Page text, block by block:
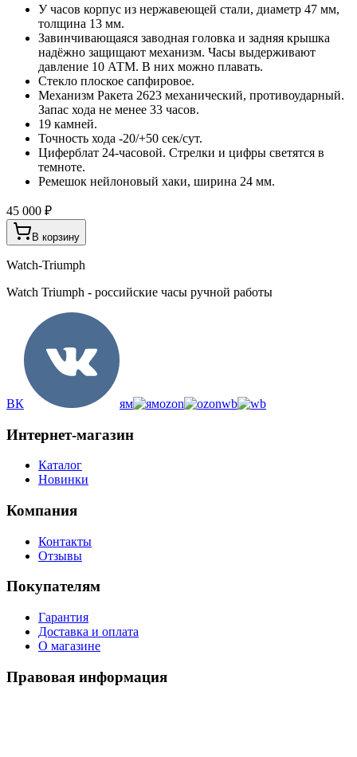
У часов корпус из нержавеющей стали, диаметр 47 мм,
толщина 13 мм.
Завинчивающаяся заводная головка и задняя крышка
надёжно защищают механизм. Часы выдерживают
давление 10 АТМ. В них можно плавать.
Стекло плоское сапфировое.
Механизм Ракета 2623 механический, противоударный.
Запас хода не менее 33 часов.
19 камней.
Точность хода -20/+50 сек/сут.
Циферблат 24-часовой. Стрелки и цифры светятся в
темноте.
Ремешок нейлоновый хаки, ширина 24 мм.
45 000 ₽
В корзину
Watch-Triumph
Watch Triumph - российские часы ручной работы
ВК ям ozon wb
Интернет-магазин
Каталог
Новинки
Компания
Контакты
Отзывы
Покупателям
Гарантия
Доставка и оплата
О магазине
Правовая информация